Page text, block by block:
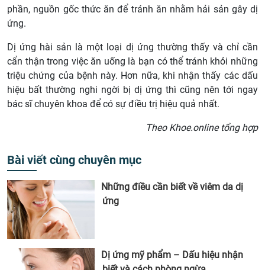
phần, nguồn gốc thức ăn để tránh ăn nhằm hải sản gây dị
ứng.
Dị ứng hài sản là một loại dị ứng thường thấy và chỉ cần
cẩn thận trong việc ăn uống là bạn có thể tránh khỏi những
triệu chứng của bệnh này. Hơn nữa, khi nhận thấy các dấu
hiệu bất thường nghi ngời bị dị ứng thì cũng nên tới ngay
bác sĩ chuyên khoa để có sự điều trị hiệu quả nhất.
Theo Khoe.online tổng hợp
Bài viết cùng chuyên mục
Những điều cần biết về viêm da dị
ứng
Dị ứng mỹ phẩm – Dấu hiệu nhận